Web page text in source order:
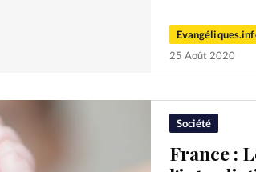
25 Août 2020
Société
France :